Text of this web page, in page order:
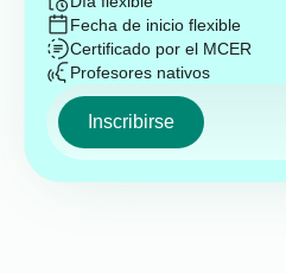
Fecha de inicio flexible
Certificado por el MCER
Profesores nativos
Inscribirse